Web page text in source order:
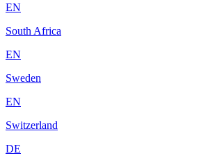
EN
South Africa
EN
Sweden
EN
Switzerland
DE